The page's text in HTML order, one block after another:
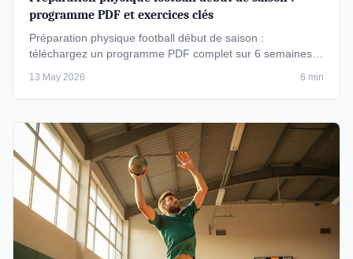
programme PDF et exercices clés
Préparation physique football début de saison :
téléchargez un programme PDF complet sur 6 semaines,
13 May 2026 6 min